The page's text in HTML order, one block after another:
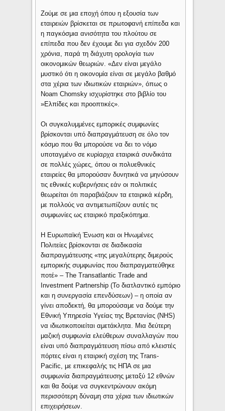
Ζούμε σε μια εποχή όπου η εξουσία των
εταιρειών βρίσκεται σε πρωτοφανή επίπεδα και
η παγκόσμια ανισότητα του πλούτου σε
επίπεδα που δεν έχουμε δει για σχεδόν 200
χρόνια, παρά τη διάχυτη ορολογία των
οικονομικών θεωριών. «Δεν είναι μεγάλο
μυστικό ότι η οικονομία είναι σε μεγάλο βαθμό
στα χέρια των ιδιωτικών εταιριών», όπως ο
Noam Chomsky ισχυρίστηκε στο βιβλίο του
»Ελπίδες και προοπτικές».
Οι συγκαλυμμένες εμπορικές συμφωνίες
βρίσκονται υπό διαπραγμάτευση σε όλο τον
κόσμο που θα μπορούσε να δει το νόμο
υποταγμένο σε κυρίαρχα εταιρικά συνδικάτα
σε πολλές χώρες, όπου οι πολυεθνικές
εταιρείες θα μπορούσαν δυνητικά να μηνύσουν
τις εθνικές κυβερνήσεις εάν οι πολιτικές
θεωρείται ότι παραβιάζουν τα εταιρικά κέρδη,
με πολλούς να αντιμετωπίζουν αυτές τις
συμφωνίες ως εταιρικό πραξικόπημα.
Η Ευρωπαϊκή Ένωση και οι Ηνωμένες
Πολιτείες βρίσκονται σε διαδικασία
διαπραγμάτευσης «της μεγαλύτερης διμερούς
εμπορικής συμφωνίας που διαπραγματεύθηκε
ποτέ» – Τhe Transatlantic Trade and
Investment Partnership (Το διατλαντικό εμπόριο
και η συνεργασία επενδύσεων) – η οποία αν
γίνει αποδεκτή, θα μπορούσαμε να δούμε την
Εθνική Υπηρεσία Υγείας της Βρετανίας (NHS)
να ιδιωτικοποιείται αμετάκλητα. Μια δεύτερη
μαζική συμφωνία ελεύθερων συναλλαγών που
είναι υπό διαπραγμάτευση πίσω από κλειστές
πόρτες είναι η εταιρική σχέση της Trans-
Pacific, με επικεφαλής τις ΗΠΑ σε μια
συμφωνία διαπραγμάτευσης μεταξύ 12 εθνών
και θα δούμε να συγκεντρώνουν ακόμη
περισσότερη δύναμη στα χέρια των ιδιωτικών
επιχειρήσεων.